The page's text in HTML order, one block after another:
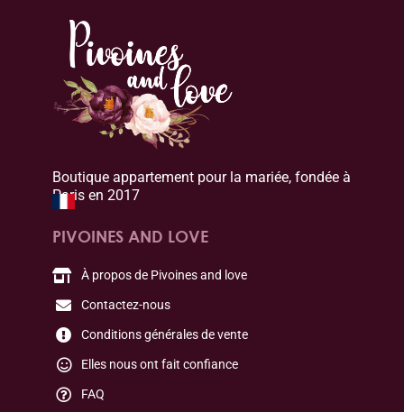
Boutique appartement pour la mariée, fondée à
Paris en 2017
PIVOINES AND LOVE
À propos de Pivoines and love
Contactez-nous
Conditions générales de vente
Elles nous ont fait confiance
FAQ